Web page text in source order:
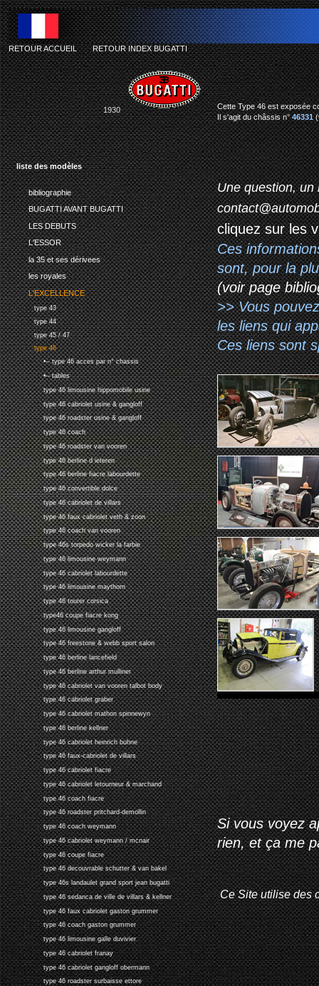
liste des modèles
bibliographie
BUGATTI AVANT BUGATTI
LES DEBUTS
L'ESSOR
la 35 et ses dérivees
les royales
L'EXCELLENCE
type 43
type 44
type 45 / 47
type 46
•-- type 46 acces par n° chassis
•-- tables
type 46 limousine hippomobile usine
type 46 cabriolet usine & gangloff
type 46 roadster usine & gangloff
type 46 coach
type 46 roadster van vooren
type 46 berline d ieteren
type 46 berline fiacre labourdette
type 46 convertible dolce
type 46 cabriolet de villars
type 46 faux cabriolet veth & zoon
type 46 coach van vooren
type 46s torpedo wicker la farbie
type 46 limousine weymann
type 46 cabriolet labourdette
type 46 limousine maythorn
type 46 tourer corsica
type46 coupe fiacre kong
type 46 limousine gangloff
type 46 freestone & webb sport salon
type 46 berline lancefield
type 46 berline arthur mulliner
type 46 cabriolet van vooren talbot body
type 46 cabriolet graber
type 46 cabriolet mathon spinnewyn
type 46 berline kellner
type 46 cabriolet heinrich buhne
type 46 faux-cabriolet de villars
type 46 cabriolet fiacre
type 46 cabriolet letourneur & marchand
type 46 coach fiacre
type 46 roadster pritchard-demollin
type 46 coach weymann
type 46 cabriolet weymann / mcnair
type 46 coupe fiacre
type 46 decouvrable schutter & van bakel
type 46s landaulet grand sport jean bugatti
type 46 sedanca de ville de villars & kellner
type 46 faux cabriolet gaston grummer
type 46 coach gaston grummer
type 46 limousine galle duvivier
type 46 cabriolet franay
type 46 cabriolet gangloff obermann
type 46 roadster surbaisse ettore
RETOUR ACCUEIL-RETOUR INDEX BUGATTI
1930
Cette Type 46 est exposée
Il s'agit du châssis n°46331
Une question, un
cliquez sur les
Ces
sont, pour la
(voir page
>> Vous
les liens qui
Ces liens sont
Si vous voyez
rien, et ça me
Ce Site utilise des